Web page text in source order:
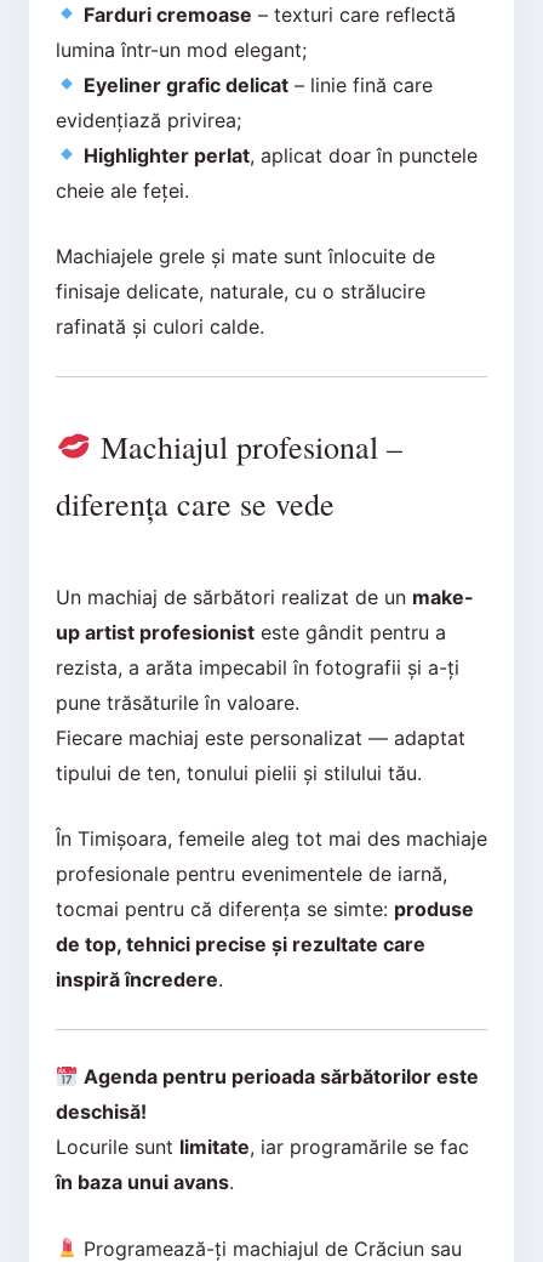
Farduri cremoase – texturi care reflectă
lumina într-un mod elegant;
Eyeliner grafic delicat – linie fină care
evidențiază privirea;
Highlighter perlat, aplicat doar în punctele
cheie ale feței.
Machiajele grele și mate sunt înlocuite de
finisaje delicate, naturale, cu o strălucire
rafinată și culori calde.
Machiajul profesional –
diferența care se vede
Un machiaj de sărbători realizat de un make-
up artist profesionisteste gândit pentru a
rezista, a arăta impecabil în fotografii și a-ți
pune trăsăturile în valoare.
Fiecare machiaj este personalizat — adaptat
tipului de ten, tonului pielii și stilului tău.
În Timișoara, femeile aleg tot mai des machiaje
profesionale pentru evenimentele de iarnă,
tocmai pentru că diferența se simte: produse
de top, tehnici precise și rezultate care
inspiră încredere.
Agenda pentru perioada sărbătorilor este
deschisă!
Locurile sunt limitate, iar programările se fac
în baza unui avans.
Programează-ți machiajul de Crăciun sau